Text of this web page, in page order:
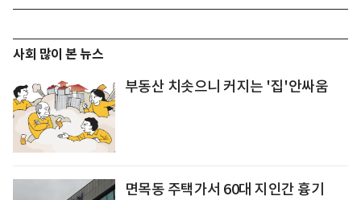
사회 많이 본 뉴스
부동산 치솟으니 커지는 '집'안싸움
면목동 주택가서 60대 지인간 흉기